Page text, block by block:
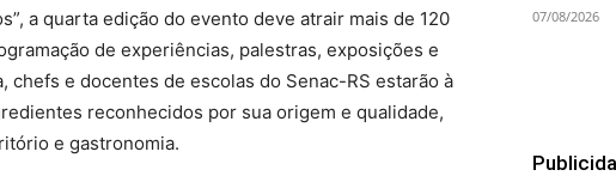
a quarta edição do evento deve atrair mais de 120
de experiências, palestras, exposições e
chefs e docentes de escolas do Senac-RS estarão à
reconhecidos por sua origem e qualidade,
e gastronomia.
07/08/2026